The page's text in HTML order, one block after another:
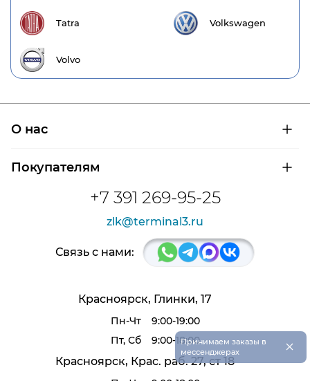
Tatra Volkswagen
Volvo
+7 391 269-95-25
zlk@terminal3.ru
О нас
Сертификаты на продукцию
Покупателям
Доставка и оплата
Расшифровка маркировки подшипников
Связь с нами:
Красноярск, Глинки, 17
Пн-Чт
9:00-19:00
Пт, Сб
9:00-18:00
Красноярск, Крас. раб. 27, ст 18
Принимаем заказы в
мессенджерах
×